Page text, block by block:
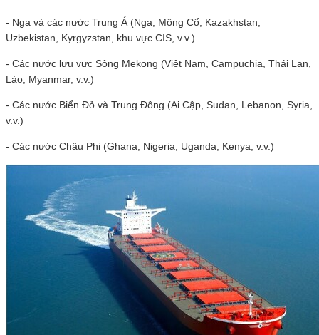
- Nga và các nước Trung Á (Nga, Mông Cổ, Kazakhstan,
Uzbekistan, Kyrgyzstan, khu vực CIS, v.v.)
- Các nước lưu vực Sông Mekong (Việt Nam, Campuchia, Thái Lan,
Lào, Myanmar, v.v.)
- Các nước Biển Đỏ và Trung Đông (Ai Cập, Sudan, Lebanon, Syria,
v.v.)
- Các nước Châu Phi (Ghana, Nigeria, Uganda, Kenya, v.v.)